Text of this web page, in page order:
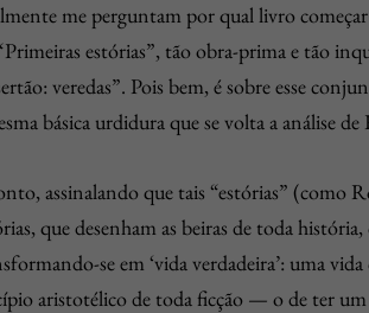
me perguntam por qual livro
estórias”, tão obra-prima e tão
veredas”. Pois bem, é sobre esse
básica urdidura que se volta a análise de
assinalando que tais “estórias” (como
que desenham as beiras de toda
se em ‘vida verdadeira’: uma
aristotélico de toda ficção — o de ter